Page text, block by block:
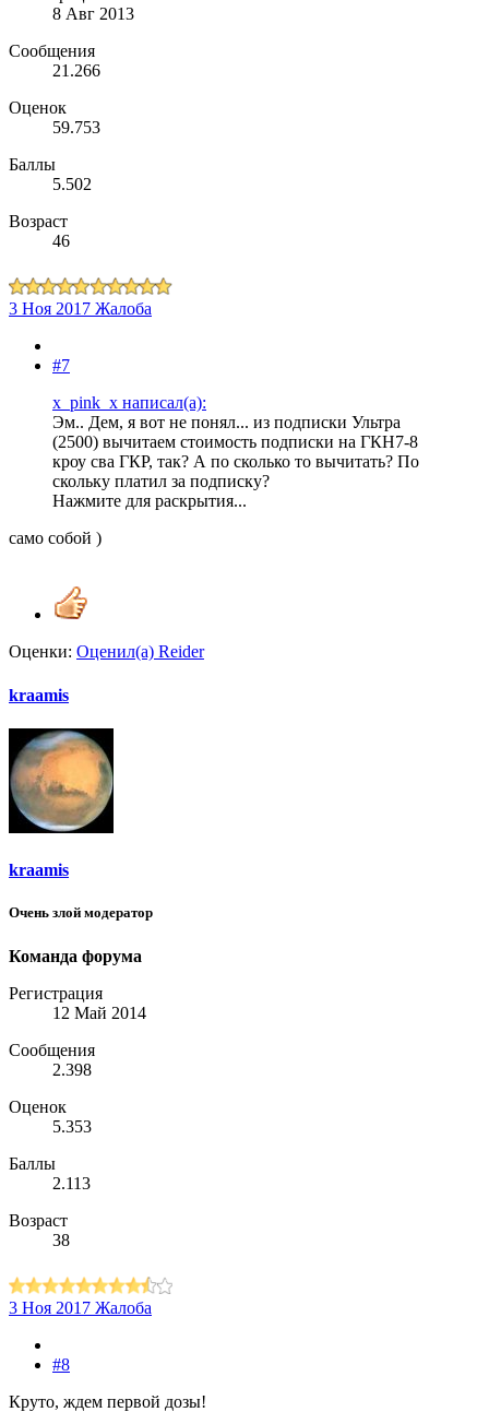
8 Авг 2013
Сообщения
21.266
Оценок
59.753
Баллы
5.502
Возраст
46
3 Ноя 2017 Жалоба
#7
x_pink_x написал(а):
Эм.. Дем, я вот не понял... из подписки Ультра
(2500) вычитаем стоимость подписки на ГКН7-8
кроу сва ГКР, так? А по сколько то вычитать? По
скольку платил за подписку?
Нажмите для раскрытия...
само собой )
Оценки: Оценил(а) Reider
kraamis
kraamis
Очень злой модератор
Команда форума
Регистрация
12 Май 2014
Сообщения
2.398
Оценок
5.353
Баллы
2.113
Возраст
38
3 Ноя 2017 Жалоба
#8
Круто, ждем первой дозы!